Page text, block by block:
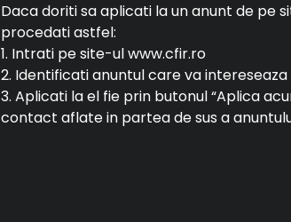
Daca doriti sa aplicati la un anunt de pe
procedati astfel:
1. Intrati pe site-ul www.cfir.ro
2. Identificati anuntul care va intereseaza
3. Aplicati la el fie prin butonul “Aplica
contact aflate in partea de sus a